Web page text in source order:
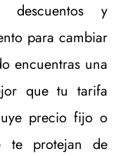
descuentos y
para cambiar
encuentras una
que tu tarifa
precio fijo o
te protejan de